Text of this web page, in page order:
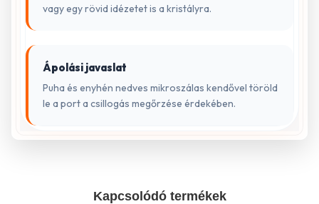
vagy egy rövid idézetet is a kristályra.
Ápolási javaslat
Puha és enyhén nedves mikroszálas kendővel töröld
le a port a csillogás megőrzése érdekében.
Kapcsolódó termékek